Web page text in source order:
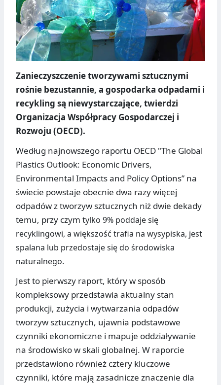
Zanieczyszczenie tworzywami sztucznymi
rośnie bezustannie, a gospodarka odpadami i
recykling są niewystarczające, twierdzi
Organizacja Współpracy Gospodarczej i
Rozwoju (OECD).
Według najnowszego raportu OECD "The Global
Plastics Outlook: Economic Drivers,
Environmental Impacts and Policy Options” na
świecie powstaje obecnie dwa razy więcej
odpadów z tworzyw sztucznych niż dwie dekady
temu, przy czym tylko 9% poddaje się
recyklingowi, a większość trafia na wysypiska, jest
spalana lub przedostaje się do środowiska
naturalnego.
Jest to pierwszy raport, który w sposób
kompleksowy przedstawia aktualny stan
produkcji, zużycia i wytwarzania odpadów
tworzyw sztucznych, ujawnia podstawowe
czynniki ekonomiczne i mapuje oddziaływanie
na środowisko w skali globalnej. W raporcie
przedstawiono również cztery kluczowe
czynniki, które mają zasadnicze znaczenie dla